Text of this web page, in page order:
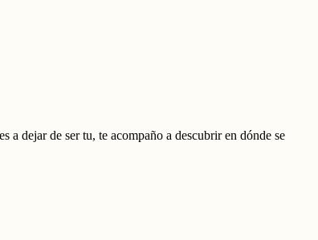
a dejar de ser tu, te acompaño a descubrir en dónde se